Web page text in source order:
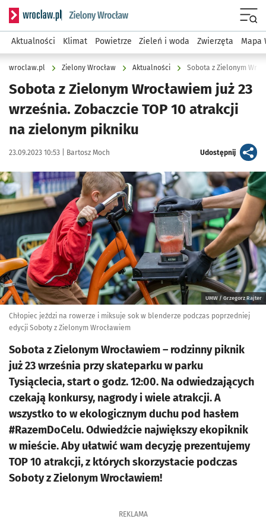
Serwis informacyjny wroclaw.pl podserwis: Środowisko we
Aktualności Klimat Powietrze Zieleń i woda Zwierzęta Mapa
wroclaw.pl Zielony Wrocław Aktualności
Sobota z Zielonym Wrocławiem już 23
września. Zobaczcie TOP 10 atrakcji
na zielonym pikniku
Data publikacji:
23.09.2023 10:53 | Autor:
Bartosz Moch Udostępnijartykuł
UMW / Grzegorz Rajter
Chłopiec jeździ na rowerze i miksuje sok w blenderze podczas poprzedniej
edycji Soboty z Zielonym Wrocławiem
Sobota z Zielonym Wrocławiem – rodzinny piknik
już 23 września przy skateparku w parku
Tysiąclecia, start o godz. 12:00. Na odwiedzających
czekają konkursy, nagrody i wiele atrakcji. A
wszystko to w ekologicznym duchu pod hasłem
#RazemDoCelu. Odwiedźcie największy ekopiknik
w mieście. Aby ułatwić wam decyzję prezentujemy
TOP 10 atrakcji, z których skorzystacie podczas
Soboty z Zielonym Wrocławiem!
REKLAMA